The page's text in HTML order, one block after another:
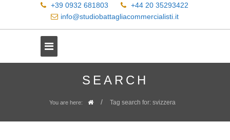
+39 0932 681803
+44 20 35293422
info@studiobattagliacommercialisti.it
SEARCH
You are here: / Tag search for: svizzera